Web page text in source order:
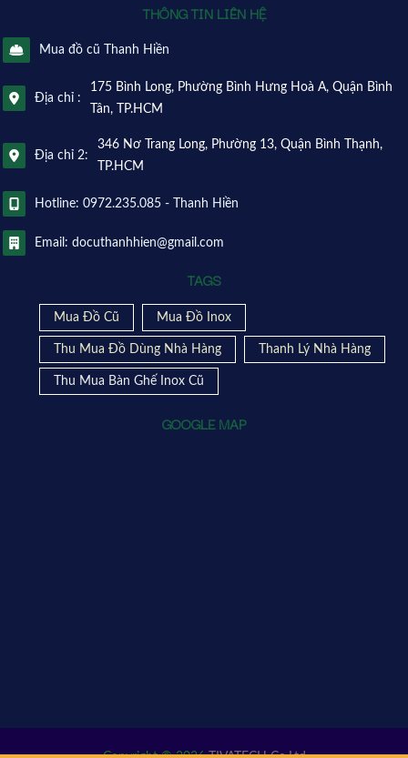
THÔNG TIN LIÊN HỆ
Mua đồ cũ Thanh Hiền
Địa chỉ :
175 Bình Long, Phường Bình Hưng Hoà A, Quận Bình
Tân, TP.HCM
Địa chỉ 2:
346 Nơ Trang Long, Phường 13, Quận Bình Thạnh,
TP.HCM
Hotline: 0972.235.085 - Thanh Hiền
Email: docuthanhhien@gmail.com
TAGS
Mua Đồ Cũ Mua Đồ Inox
Thu Mua Đồ Dùng Nhà Hàng Thanh Lý Nhà Hàng
Thu Mua Bàn Ghế Inox Cũ
GOOGLE MAP